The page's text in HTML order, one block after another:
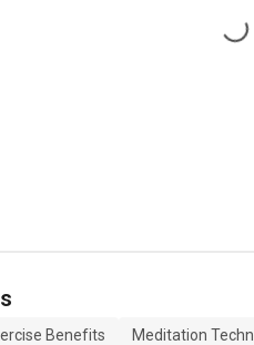
Loading...
Benefits
Meditation